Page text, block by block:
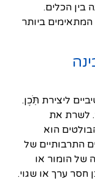
בין הכלים.
ביותר
ליצירת תֹּֽכֶן.
לשרת את
הוא
התרבותיים של
של הומור או
חסר ערך או שגוי.